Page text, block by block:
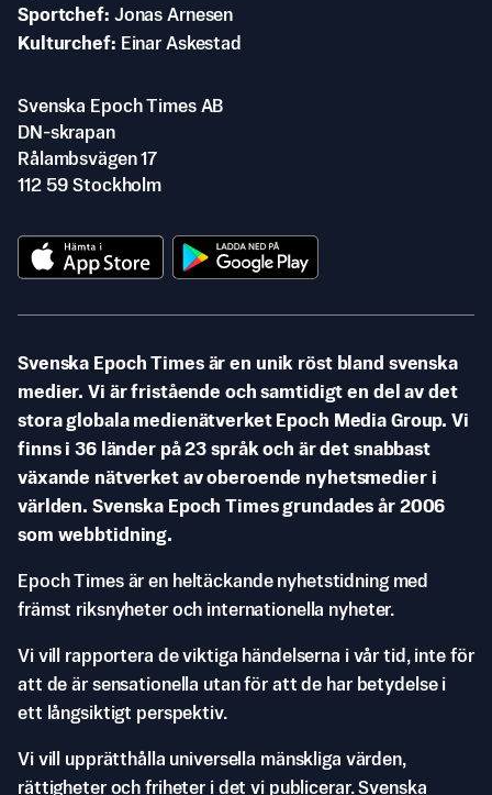
Sportchef Jonas Arnesen
Kulturchef
Einar Askestad
Svenska Epoch Times AB
DN-skrapan
Rålambsvägen 17
112 59 Stockholm
Svenska Epoch Times är en unik röst bland svenska
medier. Vi är fristående och samtidigt en del av det
stora globala medienätverket Epoch Media Group. Vi
finns i 36 länder på 23 språk och är det snabbast
växande nätverket av oberoende nyhetsmedier i
världen. Svenska Epoch Times grundades år 2006
som webbtidning.
Epoch Times är en heltäckande nyhetstidning med
främst riksnyheter och internationella nyheter.
Vi vill rapportera de viktiga händelserna i vår tid, inte för
att de är sensationella utan för att de har betydelse i
ett långsiktigt perspektiv.
Vi vill upprätthålla universella mänskliga värden,
rättigheter och friheter i det vi publicerar. Svenska